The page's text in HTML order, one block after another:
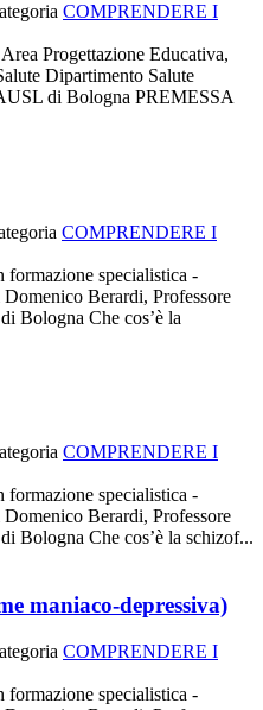
COMPRENDERE I
Progettazione Educativa,
Dipartimento Salute
di Bologna PREMESSA
COMPRENDERE I
specialistica -
Berardi, Professore
Bologna Che cos’è la
COMPRENDERE I
specialistica -
Berardi, Professore
Bologna Che cos’è la schizof...
maniaco-depressiva)
COMPRENDERE I
specialistica -